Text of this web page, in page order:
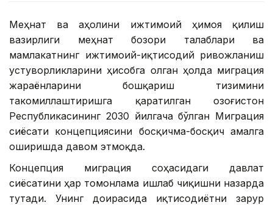
Меҳнат ва аҳолини ижтимоий ҳимоя қилиш
вазирлиги меҳнат бозори талаблари ва
мамлакатнинг ижтимоий-иқтисодий ривожланиш
устуворликларини ҳисобга олган ҳолда миграция
жараёнларини бошқариш тизимини
такомиллаштиришга қаратилган Қозоғистон
Республикасининг 2030 йилгача бўлган Миграция
сиёсати концепциясини босқичма-босқич амалга
оширишда давом этмоқда.
Концепция миграция соҳасидаги давлат
сиёсатини ҳар томонлама ишлаб чиқишни назарда
тутади. Унинг доирасида иқтисодиётни зарур